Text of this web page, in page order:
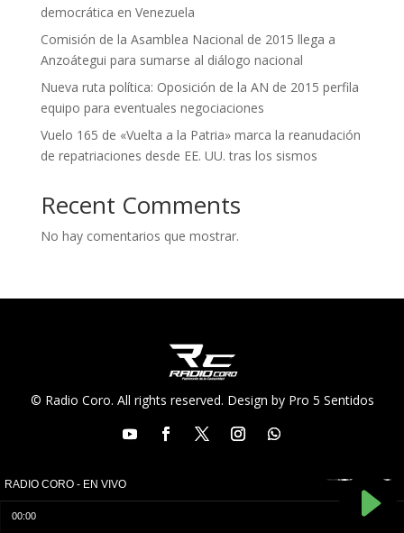
democrática en Venezuela
Comisión de la Asamblea Nacional de 2015 llega a
Anzoátegui para sumarse al diálogo nacional
Nueva ruta política: Oposición de la AN de 2015 perfila
equipo para eventuales negociaciones
Vuelo 165 de «Vuelta a la Patria» marca la reanudación
de repatriaciones desde EE. UU. tras los sismos
Recent Comments
No hay comentarios que mostrar.
© Radio Coro. All rights reserved. Design by Pro 5 Sentidos